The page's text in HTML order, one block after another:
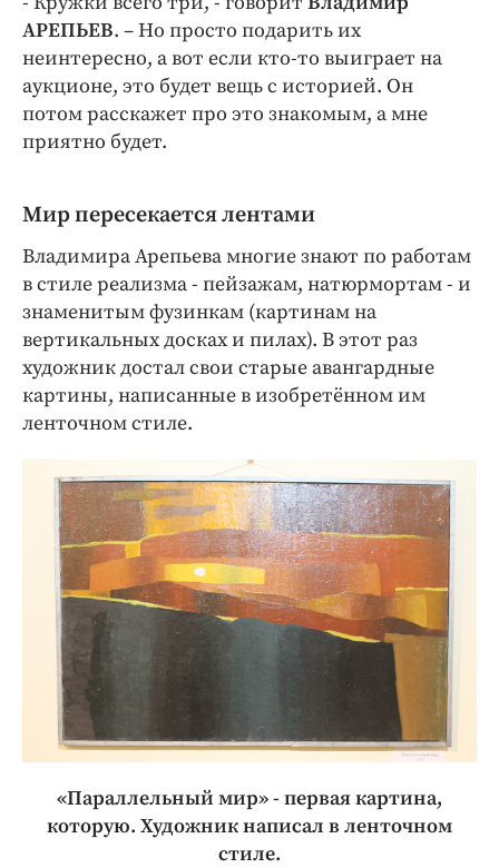
АРЕПЬЕВ. – Но просто подарить их
неинтересно, а вот если кто-то выиграет на
аукционе, это будет вещь с историей. Он
потом расскажет про это знакомым, а мне
приятно будет.
Мир пересекается лентами
Владимира Арепьева многие знают по работам
в стиле реализма - пейзажам, натюрмортам - и
знаменитым фузинкам (картинам на
вертикальных досках и пилах). В этот раз
художник достал свои старые авангардные
картины, написанные в изобретённом им
ленточном стиле.
«Параллельный мир» - первая картина,
которую. Художник написал в ленточном
стиле.